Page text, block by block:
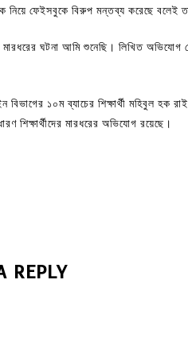
নিয়ে ফেইসবুকে বিরুপ মন্তব্য করেছে বলেই
মারধরের ঘটনা আমি শুনেছি। লিখিত
১০ম ব্যাচের শিক্ষার্থী মহিবুল হক
শিক্ষার্থীদের মারধরের অভিযোগ রয়েছে।
REPLY